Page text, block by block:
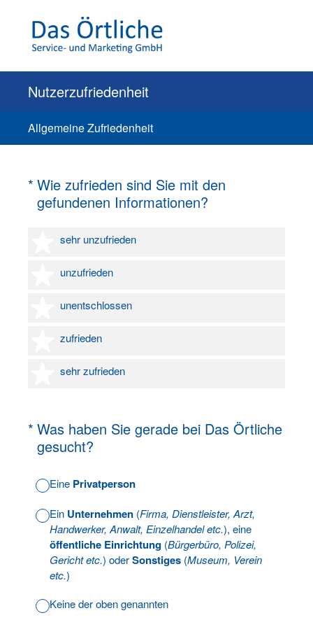
Nutzerzufriedenheit
Allgemeine Zufriedenheit
* Wie zufrieden sind Sie mit den
gefundenen Informationen?
(Erforderlich.)
sehr unzufrieden
1 Stern
unzufrieden
2 Sterne
unentschlossen
3 Sterne
zufrieden
4 Sterne
sehr zufrieden
5 Sterne
* Was haben Sie gerade bei Das Örtliche
gesucht?
(Erforderlich.)
Eine Privatperson
Ein Unternehmen (Firma, Dienstleister, Arzt,
Handwerker, Anwalt, Einzelhandel etc.), eine
öffentliche Einrichtung (Bürgerbüro, Polizei,
Gericht etc.) oderSonstiges (Museum, Verein
etc.)
Keine der oben genannten